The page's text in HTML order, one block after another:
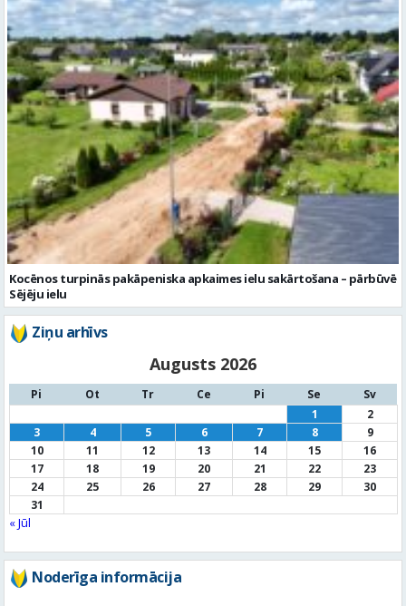
Kocēnos turpinās pakāpeniska apkaimes ielu sakārtošana – pārbūvē
Sējēju ielu
Ziņu arhīvs
Augusts 2026
Pi Ot Tr Ce Pi Se
Sv
1
2
3
4 5 6 7 8
9
10
11 12 13 14 15
16
17
18 19 20 21 22
23
24
25 26 27 28 29
30
31
« Jūl
Noderīga informācija